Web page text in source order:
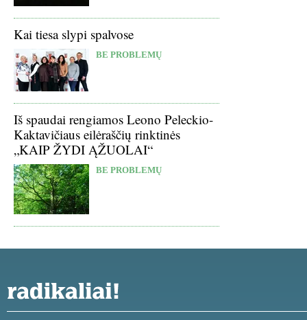
Kai tiesa slypi spalvose
BE PROBLEMŲ
Iš spaudai rengiamos Leono Peleckio-
Kaktavičiaus eilėraščių rinktinės
„KAIP ŽYDI ĄŽUOLAI“
BE PROBLEMŲ